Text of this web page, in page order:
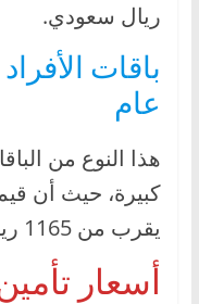
ريال سعودي.
عام
هذا النوع من
كبيرة، حيث أن
يقرب من 1165 ريال سعودي.
أسعار